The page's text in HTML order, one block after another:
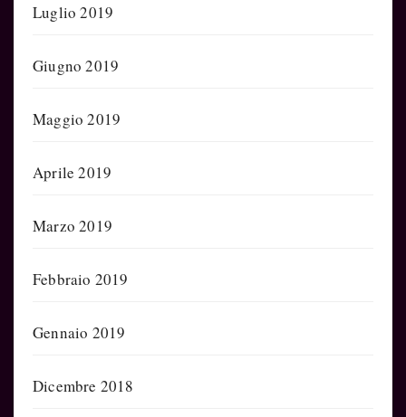
Luglio 2019
Giugno 2019
Maggio 2019
Aprile 2019
Marzo 2019
Febbraio 2019
Gennaio 2019
Dicembre 2018